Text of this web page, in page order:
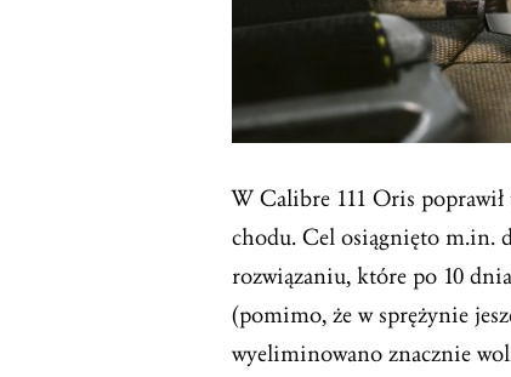
W Calibre 111 Oris poprawił
chodu. Cel osiągnięto m.in.
rozwiązaniu, które po 10
(pomimo, że w sprężynie
wyeliminowano znacznie